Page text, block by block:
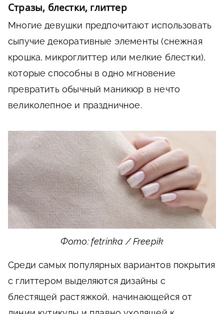
Стразы, блестки, глиттер
Многие девушки предпочитают использовать
сыпучие декоративные элементы (снежная
крошка, микроглиттер или мелкие блестки),
которые способны в одно мгновение
превратить обычный маникюр в нечто
великолепное и праздничное.
Фото: fetrinka / Freepik
Среди самых популярных вариантов покрытия
с глиттером выделяются дизайны с
блестящей растяжкой, начинающейся от